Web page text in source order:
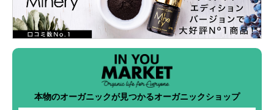
本物のオーガニックが見つかるオーガニックショップ